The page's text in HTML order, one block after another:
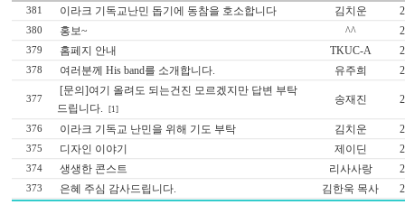
381 이라크 기독교난민 돕기에 동참을 호소합니다 김치운
380 홍보~ ^^
379 홈페지 안내 TKUC-A
378 여러분께 His band를 소개합니다. 유주희
377
[문의]여기 올려도 되는건진 모르겠지만 답변 부탁
드립니다.
[1]
송재진
376 이라크 기독교 난민을 위해 기도 부탁 김치운
375 디자인 이야기 제이딘
374 생생한 콘스트 리사사랑
373 은혜 주심 감사드립니다. 김한욱 목사